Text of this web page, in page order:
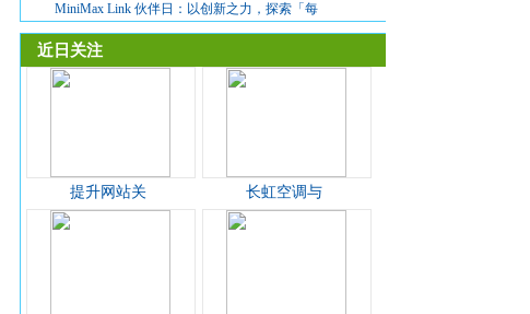
MiniMax Link 伙伴日：以创新之力，探索「每
近日关注
提升网站关 长虹空调与